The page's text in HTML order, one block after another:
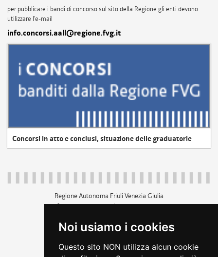
Noi usiamo i cookies
Questo sito NON utilizza alcun cookie
per pubblicare i bandi di concorso sul sito della Regione gli enti devono
utilizzare l'e-mail
info.concorsi.aall@regione.fvg.it
Concorsi in atto e conclusi, situazione delle graduatorie
Regione Autonoma Friuli Venezia Giulia
c.f. 80014930327; p.iva 00526040324
+39 040 3771111